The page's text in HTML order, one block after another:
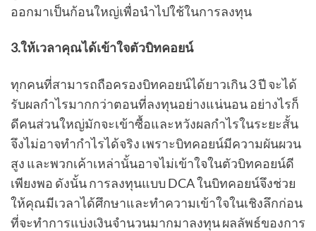
ออกมาเป็นก้อนใหญ่เพื่อนำไปใช้ในการลงทุน
3.ให้เวลาคุณได้เข้าใจตัวบิทคอยน์
ทุกคนที่สามารถถือครองบิทคอยน์ได้ยาวเกิน 3 ปี จะได้
รับผลกำไรมากกว่าตอนที่ลงทุนอย่างแน่นอน อย่างไรก็
ดีคนส่วนใหญ่มักจะเข้าซื้อและหวังผลกำไรในระยะสั้น
จึงไม่อาจทำกำไรได้จริง เพราะบิทคอยน์มีความผันผวน
สูง และพวกเค้าเหล่านั้นอาจไม่เข้าใจในตัวบิทคอยน์ดี
เพียงพอ ดังนั้น การลงทุนแบบ DCA ในบิทคอยน์จึงช่วย
ให้คุณมีเวลาได้ศึกษาและทำความเข้าใจในเชิงลึกก่อน
ที่จะทำการแบ่งเงินจำนวนมากมาลงทุน ผลลัพธ์ของการ